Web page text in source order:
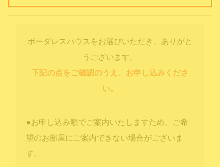
ボーダレスハウスをお選びいただき、ありがと
うございます。
下記の点をご確認のうえ、お申し込みくださ
い。
●お申し込み順でご案内いたしますため、ご希
望のお部屋にご案内できない場合がございま
す。